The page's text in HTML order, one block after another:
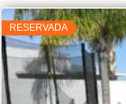
RESERVADA